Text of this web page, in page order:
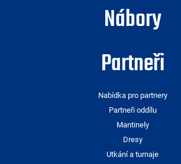
Nábory
Partneři
Nabídka pro partnery
Partneři oddílu
Mantinely
Dresy
Utkání a turnaje